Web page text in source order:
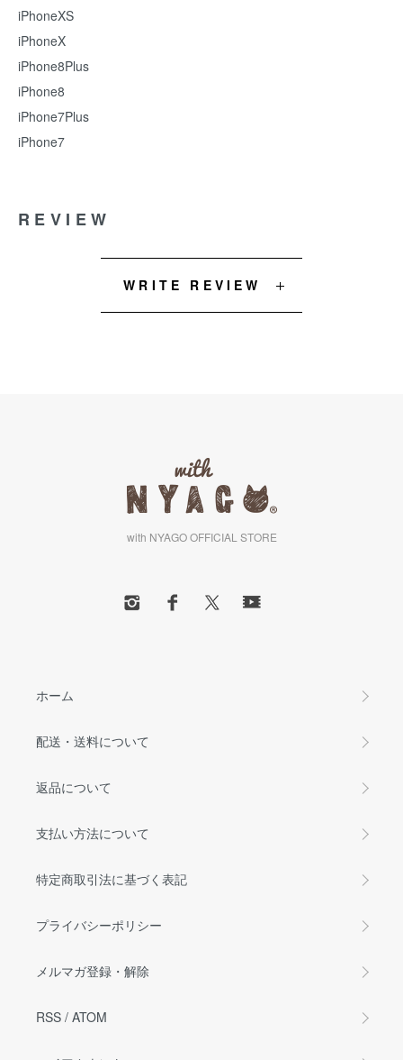
iPhoneXS
iPhoneX
iPhone8Plus
iPhone8
iPhone7Plus
iPhone7
REVIEW
WRITE REVIEW
with NYAGO OFFICIAL STORE
ホーム
配送・送料について
返品について
支払い方法について
特定商取引法に基づく表記
プライバシーポリシー
メルマガ登録・解除
RSS / ATOM